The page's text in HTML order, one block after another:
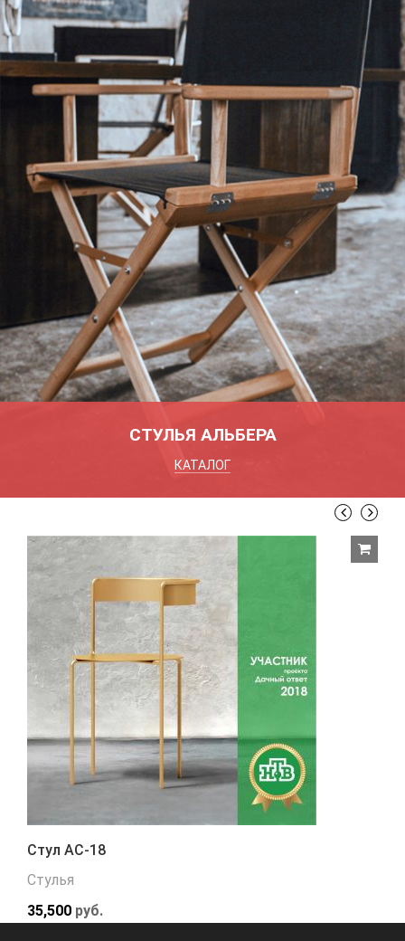
СТУЛЬЯ АЛЬБЕРА
КАТАЛОГ
Стул АС-18
Стулья
35,500 руб.